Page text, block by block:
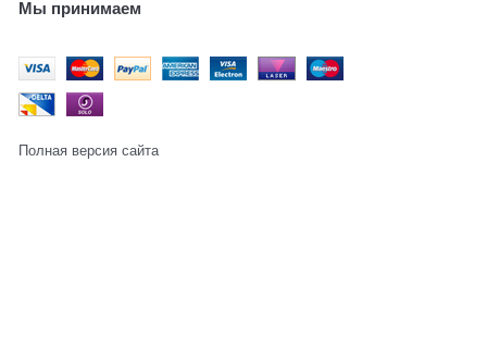
Мы принимаем
Полная версия сайта